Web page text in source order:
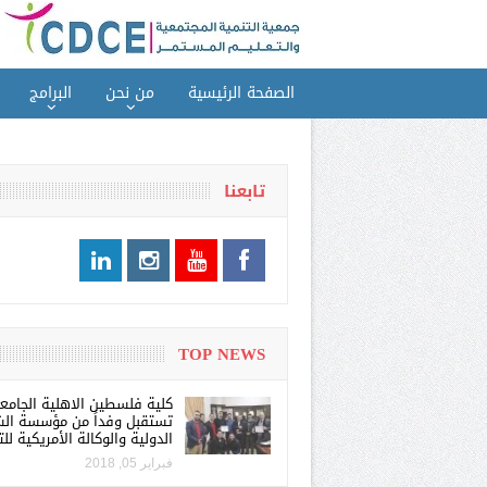
الصفحة الرئيسية من نحن البرامج
تابعنا
TOP NEWS
كلية فلسطين الاهلية
تستقبل وفداً من مؤسسة
الدولية والوكالة الأمريكية
فبراير 05, 2018